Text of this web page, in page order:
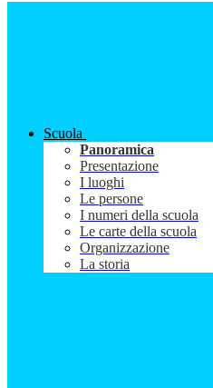
Scuola
Panoramica
Presentazione
I luoghi
Le persone
I numeri della scuola
Le carte della scuola
Organizzazione
La storia